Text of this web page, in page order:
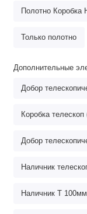
Полотно Коробка
Только полотно
Дополнительные
Добор
Коробка телескоп
Добор
Наличник
Наличник Т